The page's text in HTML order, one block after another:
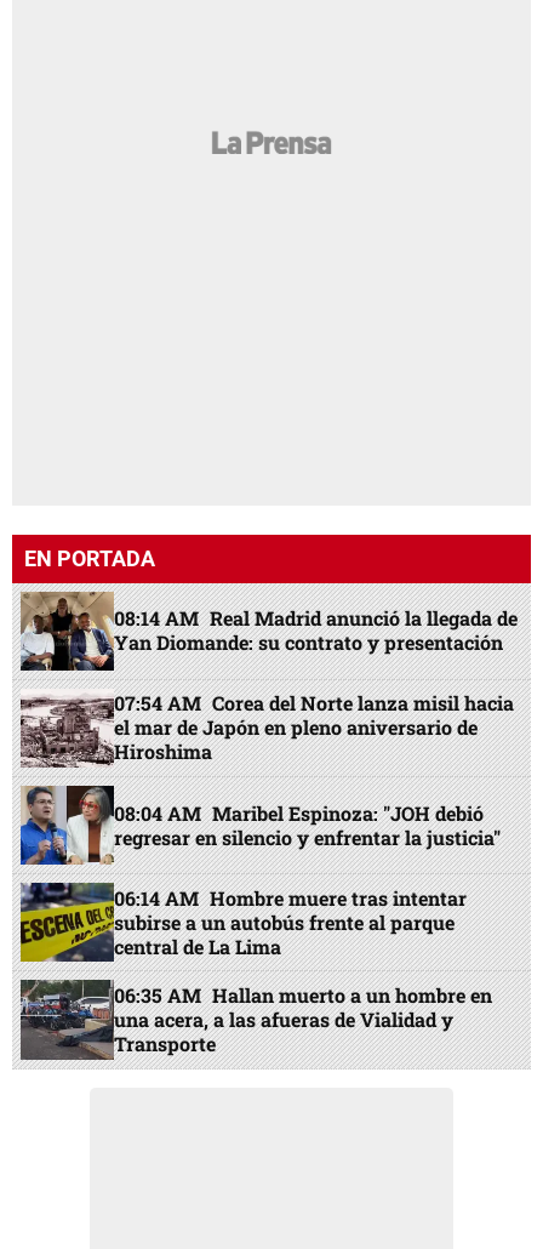
EN PORTADA
08:14 AM Real Madrid anunció la llegada de
Yan Diomande: su contrato y presentación
07:54 AM Corea del Norte lanza misil hacia
el mar de Japón en pleno aniversario de
Hiroshima
08:04 AM Maribel Espinoza: "JOH debió
regresar en silencio y enfrentar la justicia"
06:14 AM Hombre muere tras intentar
subirse a un autobús frente al parque
central de La Lima
06:35 AM Hallan muerto a un hombre en
una acera, a las afueras de Vialidad y
Transporte